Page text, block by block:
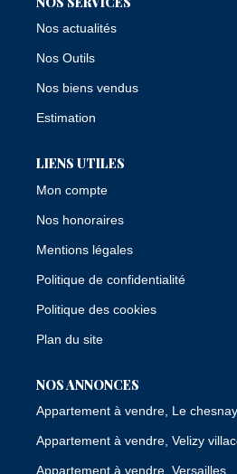
Nos actualités
Nos Outils
Nos biens vendus
Estimation
LIENS UTILES
Mon compte
Nos honoraires
Mentions légales
Politique de confidentialité
Politique des cookies
Plan du site
NOS ANNONCES
Appartement à vendre, Le
Appartement à vendre, Velizy
Appartement à vendre, Versailles